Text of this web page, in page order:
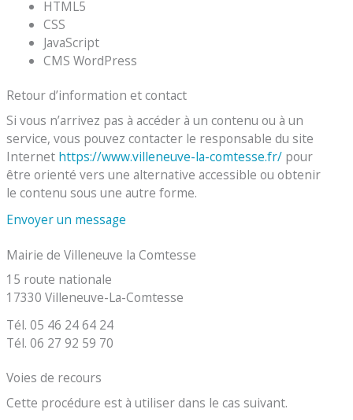
HTML5
CSS
JavaScript
CMS WordPress
Retour d’information et contact
Si vous n’arrivez pas à accéder à un contenu ou à un
service, vous pouvez contacter le responsable du site
Internet https://www.villeneuve-la-comtesse.fr/ pour
être orienté vers une alternative accessible ou obtenir
le contenu sous une autre forme.
Envoyer un message
Mairie de Villeneuve la Comtesse
15 route nationale
17330 Villeneuve-La-Comtesse
Tél. 05 46 24 64 24
Tél. 06 27 92 59 70
Voies de recours
Cette procédure est à utiliser dans le cas suivant.